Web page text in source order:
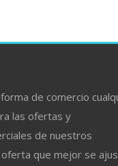
de comercio
las ofertas y
de nuestros
oferta que mejor se